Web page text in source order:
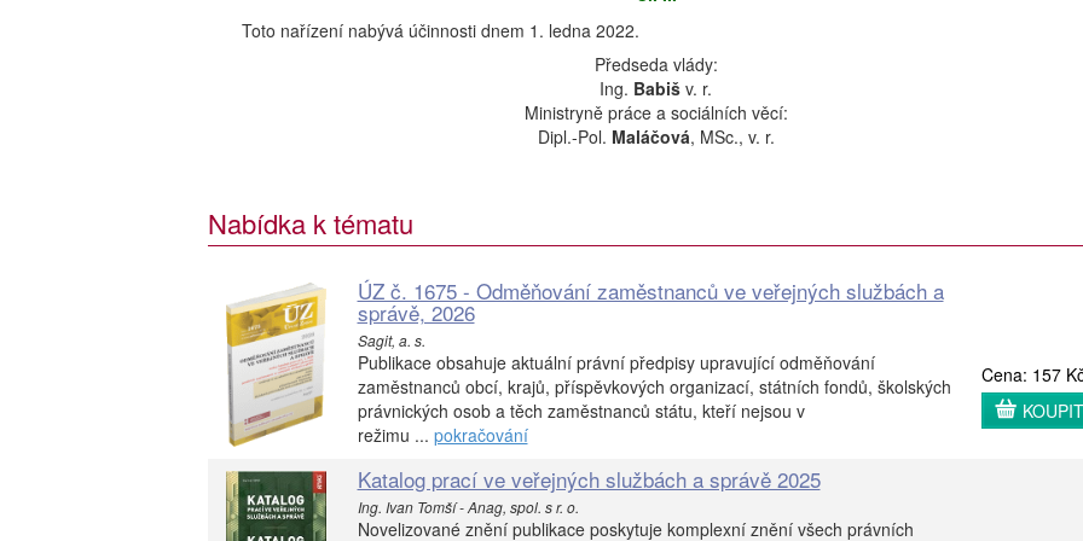
Toto nařízení nabývá účinnosti dnem 1. ledna 2022.
Předseda vlády:
Ing. Babiš v. r.
Ministryně práce a sociálních věcí:
Dipl.-Pol. Maláčová, MSc., v. r.
Nabídka k tématu
ÚZ č. 1675 - Odměňování zaměstnanců ve veřejných službách a
správě, 2026
Sagit, a. s.
Publikace obsahuje aktuální právní předpisy upravující odměňování
zaměstnanců obcí, krajů, příspěvkových organizací, státních fondů, školských
právnických osob a těch zaměstnanců státu, kteří nejsou v
režimu ... pokračování
Cena: 157
KOUPIT
Katalog prací ve veřejných službách a správě 2025
Ing. Ivan Tomší - Anag, spol. s r. o.
Novelizované znění publikace poskytuje komplexní znění všech právních